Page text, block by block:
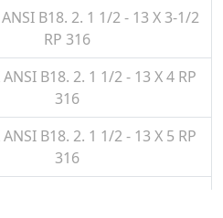
ANSI B18. 2. 1 1/2 - 13 X 3-1/2
RP 316
ANSI B18. 2. 1 1/2 - 13 X 4 RP
316
ANSI B18. 2. 1 1/2 - 13 X 5 RP
316